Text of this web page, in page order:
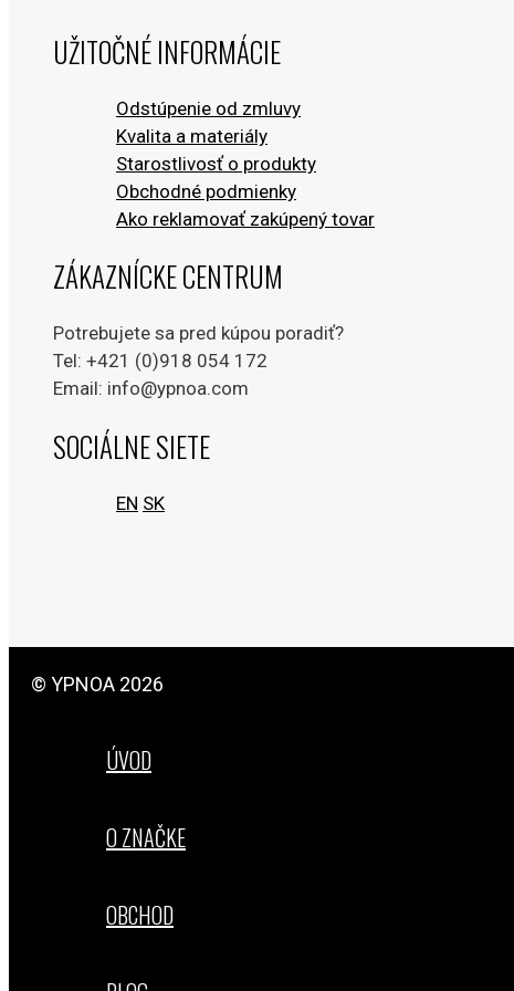
UŽITOČNÉ INFORMÁCIE
Odstúpenie od zmluvy
Kvalita a materiály
Starostlivosť o produkty
Obchodné podmienky
Ako reklamovať zakúpený tovar
ZÁKAZNÍCKE CENTRUM
Potrebujete sa pred kúpou poradiť?
Tel: +421 (0)918 054 172
Email: info@ypnoa.com
SOCIÁLNE SIETE
EN SK
© YPNOA 2026
ÚVOD
O ZNAČKE
OBCHOD